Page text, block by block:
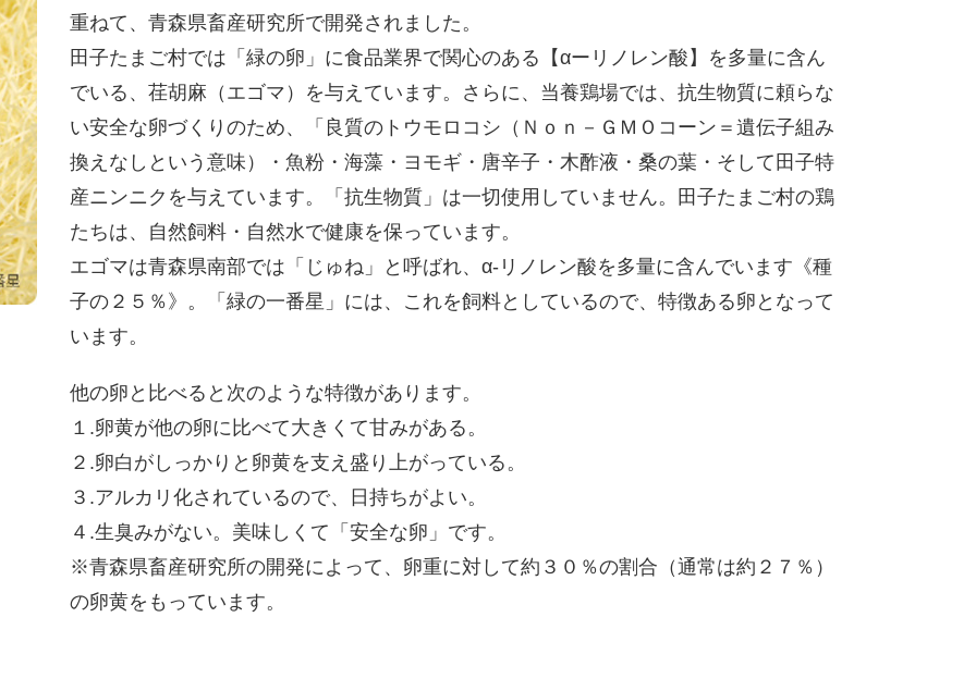
重ねて、青森県畜産研究所で開発されました。
田子たまご村では「緑の卵」に食品業界で関心のある【αーリノレン酸】を多量に含ん
でいる、荏胡麻（エゴマ）を与えています。さらに、当養鶏場では、抗生物質に頼らな
い安全な卵づくりのため、「良質のトウモロコシ（Ｎｏｎ－ＧＭＯコーン＝遺伝子組み
換えなしという意味）・魚粉・海藻・ヨモギ・唐辛子・木酢液・桑の葉・そして田子特
産ニンニクを与えています。「抗生物質」は一切使用していません。田子たまご村の鶏
たちは、自然飼料・自然水で健康を保っています。
エゴマは青森県南部では「じゅね」と呼ばれ、α-リノレン酸を多量に含んでいます《種
子の２５％》。「緑の一番星」には、これを飼料としているので、特徴ある卵となって
います。
他の卵と比べると次のような特徴があります。
１.卵黄が他の卵に比べて大きくて甘みがある。
２.卵白がしっかりと卵黄を支え盛り上がっている。
３.アルカリ化されているので、日持ちがよい。
４.生臭みがない。美味しくて「安全な卵」です。
※青森県畜産研究所の開発によって、卵重に対して約３０％の割合（通常は約２７％）
の卵黄をもっています。